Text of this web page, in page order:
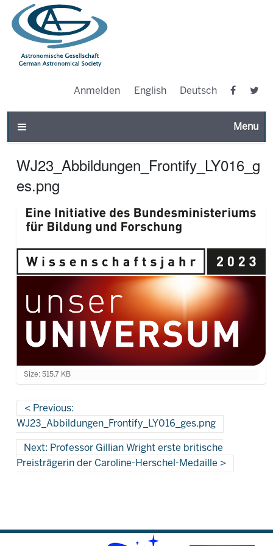
Anmelden English Deutsch
Toggle
WJ23_Abbildungen_Frontify_LY016_g
es.png
C
l
c
k
o
v
i
e
Size: 515.7 KB
Previous:
WJ23_Abbildungen_Frontify_LY016_ges.png
Next: Professor Gillian Wright erste britische
Preisträgerin der Caroline-Herschel-Medaille